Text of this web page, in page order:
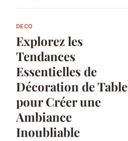
DECO
Explorez les
Tendances
Essentielles de
Décoration de Table
pour Créer une
Ambiance
Inoubliable